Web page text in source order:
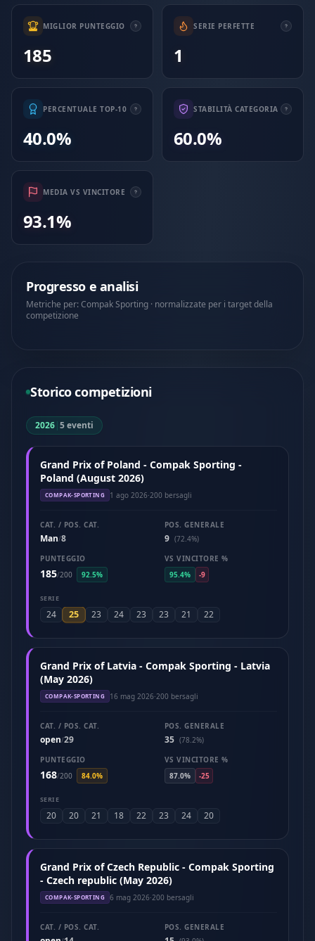
MIGLIOR PUNTEGGIO
185
SERIE PERFETTE
1
PERCENTUALE TOP-10
40.0%
STABILITÀ CATEGORIA
60.0%
MEDIA VS VINCITORE
93.1%
Progresso e analisi
Metriche per: Compak Sporting · normalizzate per i target della
competizione
Storico competizioni
2026|5 eventi
Grand Prix of Poland - Compak Sporting -
Poland (August 2026)
COMPAK-SPORTING 1 ago 2026·200 bersagli
CAT. / POS. CAT.
Man/8
POS. GENERALE
9 (72.4%)
PUNTEGGIO
185/200 92.5%
VS VINCITORE %
95.4%
-9
SERIE
24 25 23 24 23 23 21 22
Grand Prix of Latvia - Compak Sporting - Latvia
(May 2026)
COMPAK-SPORTING 16 mag 2026·200 bersagli
CAT. / POS. CAT.
open/29
POS. GENERALE
35 (78.2%)
PUNTEGGIO
168/200 84.0%
VS VINCITORE %
87.0%
-25
SERIE
20 20 21 18 22 23 24 20
Grand Prix of Czech Republic - Compak Sporting
- Czech republic (May 2026)
COMPAK-SPORTING 6 mag 2026·200 bersagli
CAT. / POS. CAT. POS. GENERALE